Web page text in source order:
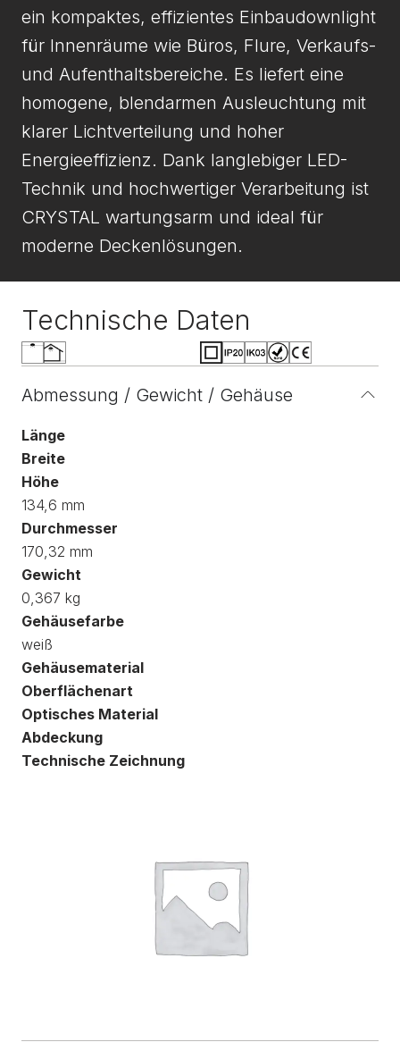
ein kompaktes, effizientes Einbaudownlight
für Innenräume wie Büros, Flure, Verkaufs-
und Aufenthaltsbereiche. Es liefert eine
homogene, blendarmen Ausleuchtung mit
klarer Lichtverteilung und hoher
Energieeffizienz. Dank langlebiger LED-
Technik und hochwertiger Verarbeitung ist
CRYSTAL wartungsarm und ideal für
moderne Deckenlösungen.
Technische Daten
Abmessung / Gewicht / Gehäuse
Länge
Breite
Höhe
134,6 mm
Durchmesser
170,32 mm
Gewicht
0,367 kg
Gehäusefarbe
weiß
Gehäusematerial
Oberflächenart
Optisches Material
Abdeckung
Technische Zeichnung